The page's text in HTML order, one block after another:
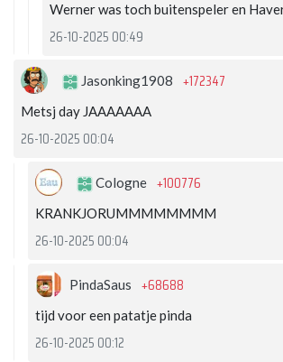
Werner was toch buitenspeler en
26-10-2025 00:49
Jasonking1908 +172347
Metsj day JAAAAAAA
26-10-2025 00:04
Cologne +100776
KRANKJORUMMMMMMMM
26-10-2025 00:04
PindaSaus +68688
tijd voor een patatje pinda
26-10-2025 00:12